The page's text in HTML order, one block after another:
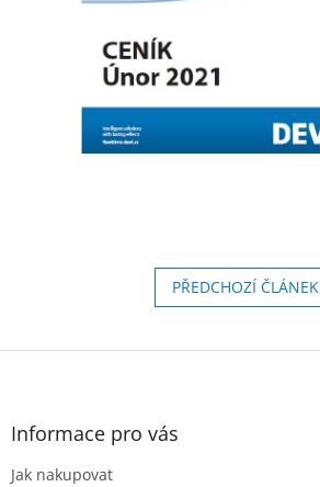
PŘEDCHOZÍ ČLÁNEK
Z
Informace pro vás
Jak nakupovat